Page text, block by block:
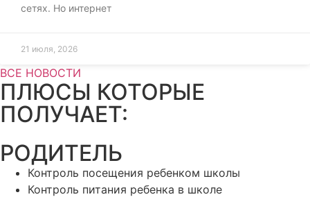
сетях. Но интернет
21 июля, 2026
ВСЕ НОВОСТИ
ПЛЮСЫ КОТОРЫЕ
ПОЛУЧАЕТ:
РОДИТЕЛЬ
Контроль посещения ребенком школы
Контроль питания ребенка в школе